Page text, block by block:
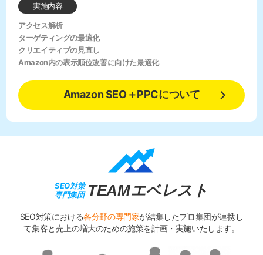
実施内容
アクセス解析
ターゲティングの最適化
クリエイティブの見直し
Amazon内の表示順位改善に向けた最適化
Amazon SEO＋PPCについて
SEO対策
専門集団 TEAMエベレスト
SEO対策における各分野の専門家が結集したプロ集団が連携し
て集客と売上の増大のための施策を計画・実施いたします。